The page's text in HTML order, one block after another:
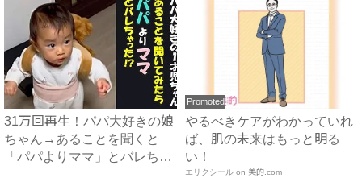
31万回再生！パパ大好きの娘
ちゃん→あることを聞くと
「パパよりママ」とバレちゃ
Promoted
やるべきケアがわかっていれ
ば、肌の未来はもっと明る
い！
エリクシール on 美的.com